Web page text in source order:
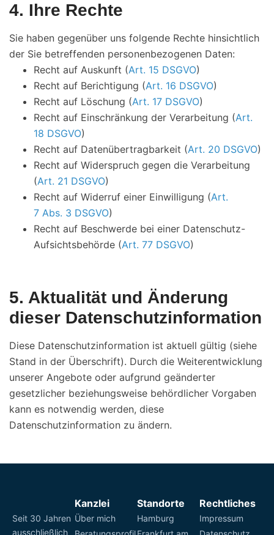
4. Ihre Rechte
Sie haben gegenüber uns folgende Rechte hinsichtlich
der Sie betreffenden personenbezogenen Daten:
Recht auf Auskunft (Art. 15 DSGVO)
Recht auf Berichtigung (Art. 16 DSGVO)
Recht auf Löschung (Art. 17 DSGVO)
Recht auf Einschränkung der Verarbeitung (Art.
18 DSGVO)
Recht auf Datenübertragbarkeit (Art. 20 DSGVO)
Recht auf Widerspruch gegen die Verarbeitung
(Art. 21 DSGVO)
Recht auf Widerruf einer Einwilligung (Art.
7 Abs. 3 DSGVO)
Recht auf Beschwerde bei einer Datenschutz-
Aufsichtsbehörde (Art. 77 DSGVO)
5. Aktualität und Änderung
dieser Datenschutzinformation
Diese Datenschutzinformation ist aktuell gültig (siehe
Stand in der Überschrift). Durch die Weiterentwicklung
unserer Angebote oder aufgrund geänderter
gesetzlicher beziehungsweise behördlicher Vorgaben
kann es notwendig werden, diese
Datenschutzinformation zu ändern.
Seit 30 Jahren
ausschließlich
Kanzlei
Über mich
Standorte
Hamburg
Rechtliches
Impressum